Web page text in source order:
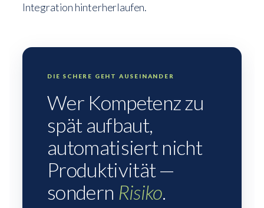
Integration hinterherlaufen.
DIE SCHERE GEHT AUSEINANDER
Wer Kompetenz zu
spät aufbaut,
automatisiert nicht
Produktivität —
sondern Risiko.